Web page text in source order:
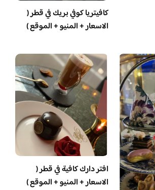
كافيتريا كوفي بريك في قطر (
الاسعار + المنيو + الموقع )
افتر دارك كافية في قطر (
الاسعار + المنيو + الموقع )